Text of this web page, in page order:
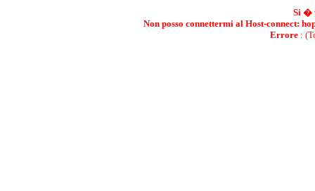
Si �
Non posso connettermi al Host-connect:
Errore :